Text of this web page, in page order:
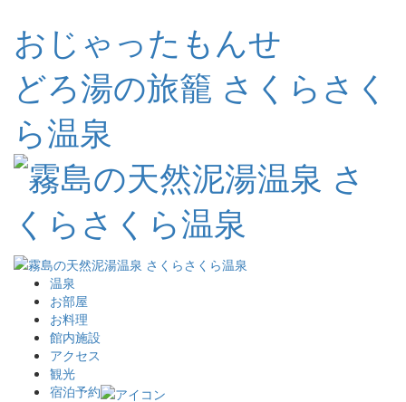
おじゃったもんせ
どろ湯の旅籠 さくらさく
ら温泉
温泉
お部屋
お料理
館内施設
アクセス
観光
宿泊予約